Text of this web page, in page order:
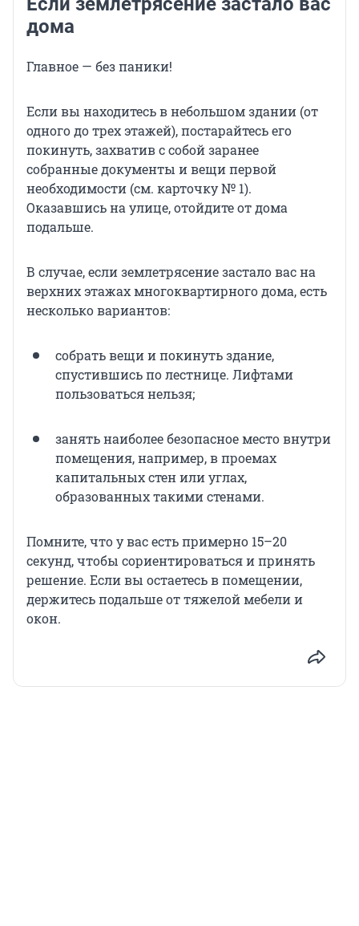
дома
Главное — без паники!
Если вы находитесь в небольшом здании (от
одного до трех этажей), постарайтесь его
покинуть, захватив с собой заранее
собранные документы и вещи первой
необходимости (см. карточку № 1).
Оказавшись на улице, отойдите от дома
подальше.
В случае, если землетрясение застало вас на
верхних этажах многоквартирного дома, есть
несколько вариантов:
собрать вещи и покинуть здание,
спустившись по лестнице. Лифтами
пользоваться нельзя;
занять наиболее безопасное место внутри
помещения, например, в проемах
капитальных стен или углах,
образованных такими стенами.
Помните, что у вас есть примерно 15–20
секунд, чтобы сориентироваться и принять
решение. Если вы остаетесь в помещении,
держитесь подальше от тяжелой мебели и
окон.